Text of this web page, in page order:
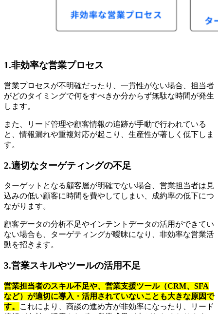
1.非効率な営業プロセス
営業プロセスが不明確だったり、一貫性がない場合、担当者
がどのタイミングで何をすべきか分からず無駄な時間が発生
します。
また、リード管理や顧客情報の追跡が手動で行われている
と、情報漏れや重複対応が起こり、生産性が著しく低下しま
す。
2.適切なターゲティングの不足
ターゲットとなる顧客層が明確でない場合、営業担当者は見
込みの低い顧客に時間を費やしてしまい、成約率の低下につ
ながります。
顧客データの分析不足やインテントデータの活用ができてい
ない場合も、ターゲティングが曖昧になり、非効率な営業活
動を招きます。
3.営業スキルやツールの活用不足
営業担当者のスキル不足や、営業支援ツール（CRM、SFA
など）が適切に導入・活用されていないことも大きな原因で
す。
これにより、商談の進め方が非効率になったり、リード